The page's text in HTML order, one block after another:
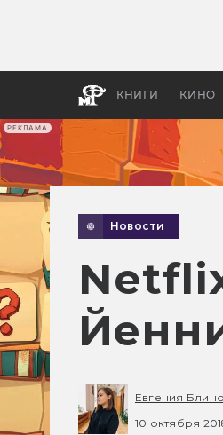
РЕКЛАМА
КНИГИ КИНО
Новости
Евгения
10 октября